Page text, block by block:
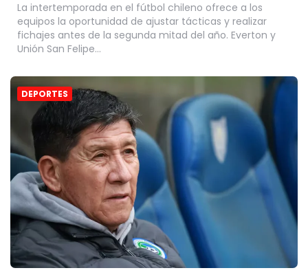
La intertemporada en el fútbol chileno ofrece a los
equipos la oportunidad de ajustar tácticas y realizar
fichajes antes de la segunda mitad del año. Everton y
Unión San Felipe…
DEPORTES